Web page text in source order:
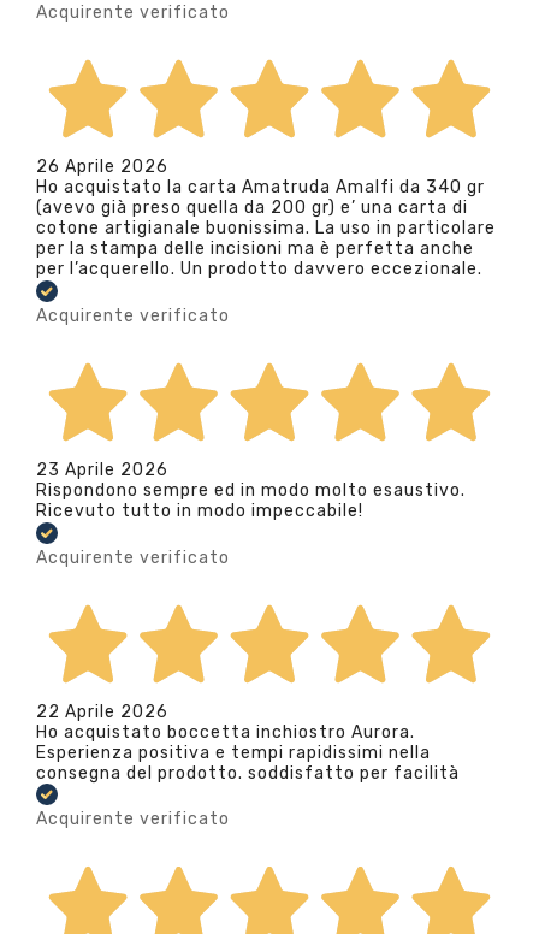
Acquirente verificato
26 Aprile 2026
Ho acquistato la carta Amatruda Amalfi da 340 gr
(avevo già preso quella da 200 gr) e’ una carta di
cotone artigianale buonissima. La uso in particolare
per la stampa delle incisioni ma è perfetta anche
per l’acquerello. Un prodotto davvero eccezionale.
Acquirente verificato
23 Aprile 2026
Rispondono sempre ed in modo molto esaustivo.
Ricevuto tutto in modo impeccabile!
Acquirente verificato
22 Aprile 2026
Ho acquistato boccetta inchiostro Aurora.
Esperienza positiva e tempi rapidissimi nella
consegna del prodotto. soddisfatto per facilità
Acquirente verificato